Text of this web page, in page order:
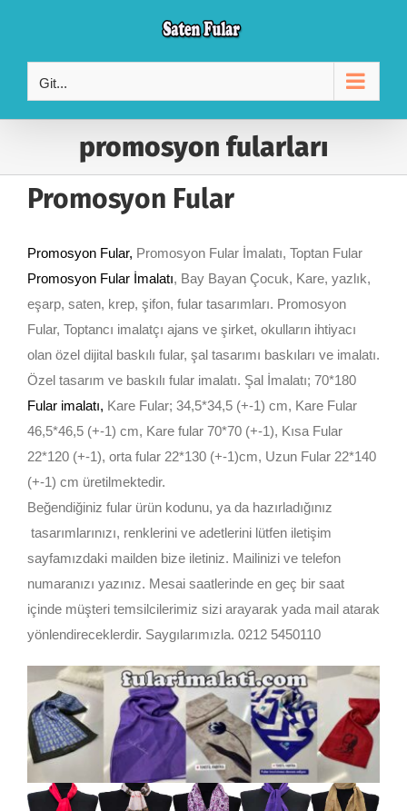
content
Git...
promosyon fularları
Promosyon Fular
Promosyon Fular, Promosyon Fular İmalatı, Toptan Fular
Promosyon Fular İmalatı, Bay Bayan Çocuk, Kare, yazlık,
eşarp, saten, krep, şifon, fular tasarımları. Promosyon
Fular, Toptancı imalatçı ajans ve şirket, okulların ihtiyacı
olan özel dijital baskılı fular, şal tasarımı baskıları ve imalatı.
Özel tasarım ve baskılı fular imalatı. Şal İmalatı; 70*180
Fular imalatı, Kare Fular; 34,5*34,5 (+-1) cm, Kare Fular
46,5*46,5 (+-1) cm, Kare fular 70*70 (+-1), Kısa Fular
22*120 (+-1), orta fular 22*130 (+-1)cm, Uzun Fular 22*140
(+-1) cm üretilmektedir.
Beğendiğiniz fular ürün kodunu, ya da hazırladığınız
tasarımlarınızı, renklerini ve adetlerini lütfen iletişim
sayfamızdaki mailden bize iletiniz. Mailinizi ve telefon
numaranızı yazınız. Mesai saatlerinde en geç bir saat
içinde müşteri temsilcilerimiz sizi arayarak yada mail atarak
yönlendireceklerdir. Saygılarımızla. 0212 5450110